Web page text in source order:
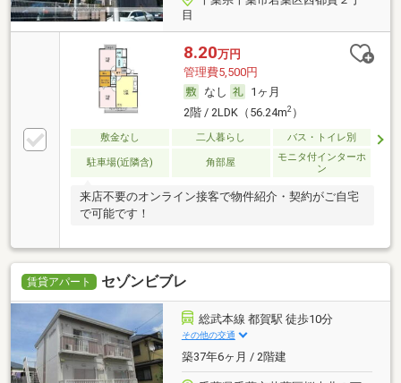
目
8.20万円
管理費5,500円
なし
1ヶ月
2階 / 2LDK（56.24m2）
敷金なし 二人暮らし バス・トイレ別
駐車場(近隣含) 角部屋
モニタ付インターホ
ン
来店不要のオンライン接客で物件紹介・契約がご自宅
で可能です！
賃貸アパート セゾンビブレ
総武本線 都賀駅 徒歩10分
その他の交通
築37年6ヶ月 / 2階建